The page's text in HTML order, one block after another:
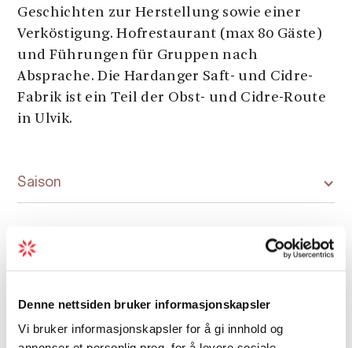
Denne nettsiden bruker informasjonskapsler
Vi bruker informasjonskapsler for å gi innhold og
Geschichten zur Herstellung sowie einer
Verköstigung. Hofrestaurant (max 80 Gäste)
und Führungen für Gruppen nach
Absprache. Die Hardanger Saft- und Cidre-
Fabrik ist ein Teil der Obst- und Cidre-Route
in Ulvik.
Saison
Karte